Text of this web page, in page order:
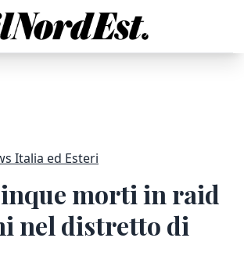
Italia ed Esteri
morti in raid
nel distretto di